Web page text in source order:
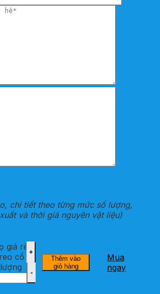
chi tiết theo từng mức số lượng,
và thời giá nguyên vật liệu)
giá rẻ
cổ
Thêm vào
giỏ hàng
Mua
ngay